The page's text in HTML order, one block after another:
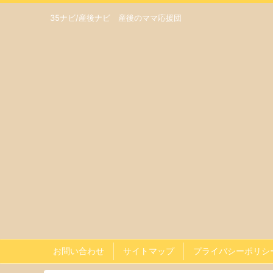
35ナビ/産後ナビ 産後のママ応援団
お問い合わせ サイトマップ プライバシーポリシ